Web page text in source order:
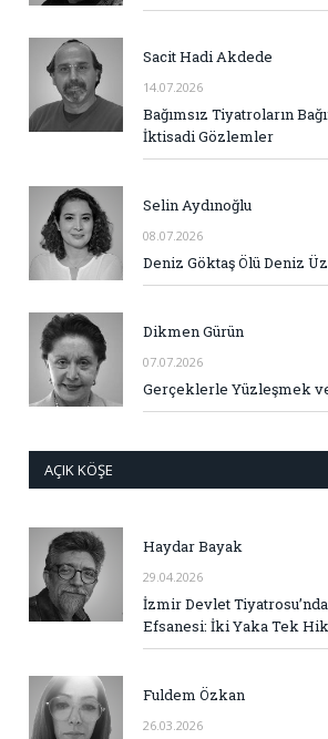
Sacit Hadi Akdede
14.07.2026
Bağımsız Tiyatroların
İktisadi Gözlemler
Selin Aydınoğlu
08.07.2026
Deniz Göktaş Ölü Deniz
Dikmen Gürün
07.07.2026
Gerçeklerle Yüzleşmek
AÇIK KÖŞE
Haydar Bayak
29.04.2026
İzmir Devlet
Efsanesi: İki Yaka Tek
Fuldem Özkan
26.03.2026